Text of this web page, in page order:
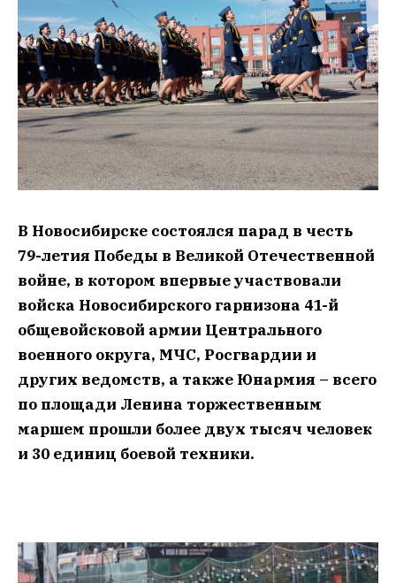
В Новосибирске состоялся парад в честь
79-летия Победы в Великой Отечественной
войне, в котором впервые участвовали
войска Новосибирского гарнизона 41-й
общевойсковой армии Центрального
военного округа, МЧС, Росгвардии и
других ведомств, а также Юнармия – всего
по площади Ленина торжественным
маршем прошли более двух тысяч человек
и 30 единиц боевой техники.